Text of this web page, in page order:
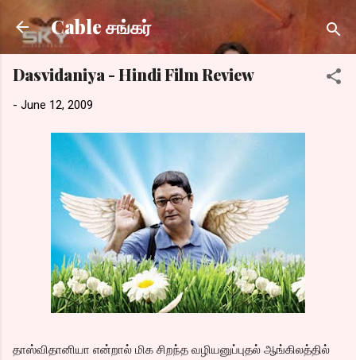
Skip to main content
Cable சங்கர்
Dasvidaniya - Hindi Film Review
- June 12, 2009
தாஸ்விதானியா என்றால் மிக சிறந்த வழியனுப்புதல் ஆங்கிலத்தில்